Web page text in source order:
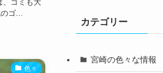
、ゴミも大
ゴ...
色々
カテゴリー
宮崎の色々な情報